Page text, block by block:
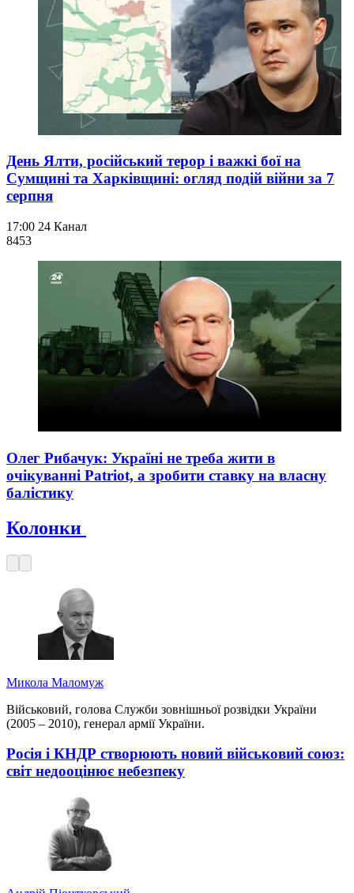
День Ялти, російський терор і важкі бої на
Сумщині та Харківщині: огляд подій війни за 7
серпня
17:00 24 Канал
8453
Олег Рибачук: Україні не треба жити в
очікуванні Patriot, а зробити ставку на власну
балістику
Колонки
Микола Маломуж
Військовий, голова Служби зовнішньої розвідки України
(2005 – 2010), генерал армії України.
Росія і КНДР створюють новий військовий союз:
світ недооцінює небезпеку